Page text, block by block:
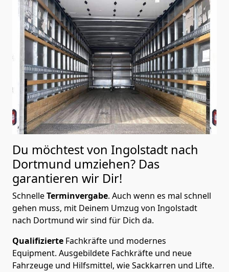
Du möchtest von Ingolstadt nach
Dortmund umziehen? Das
garantieren wir Dir!
SchnelleTerminvergabe. Auch wenn es mal schnell
gehen muss, mit Deinem Umzug von Ingolstadt
nach Dortmund wir sind für Dich da.
Qualifizierte Fachkräfte und modernes
Equipment. Ausgebildete Fachkräfte und neue
Fahrzeuge und Hilfsmittel, wie Sackkarren und Lifte.